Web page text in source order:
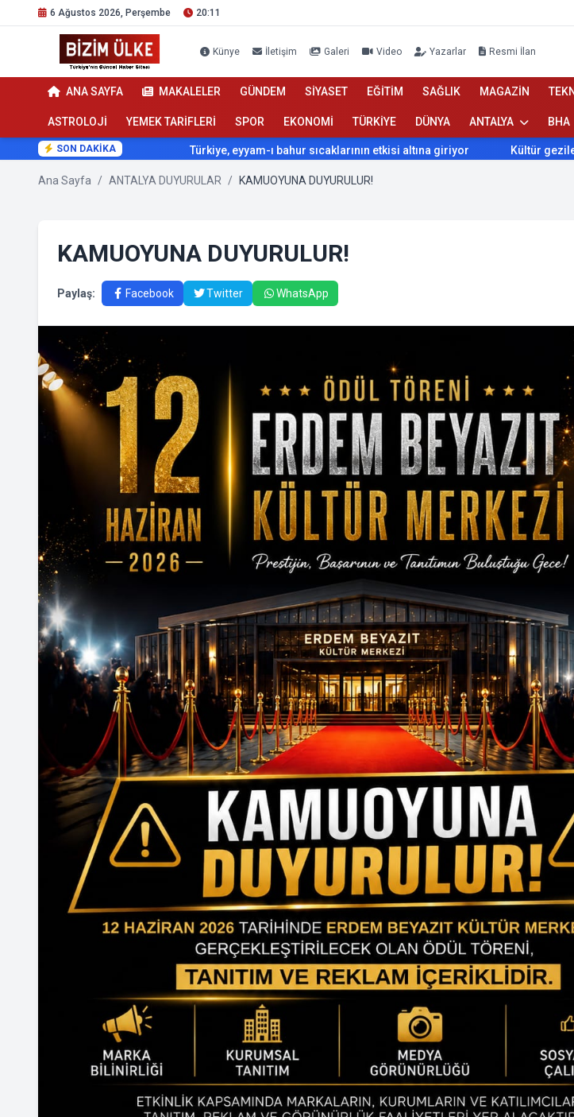
6 Ağustos 2026, Perşembe 20:11
Künye İletişim Galeri Video Yazarlar Resmi İlan
ANA SAYFA MAKALELER GÜNDEM SİYASET EĞİTİM SAĞLIK MAGAZİN
ASTROLOJİ YEMEK TARİFLERİ SPOR EKONOMİ TÜRKİYE DÜNYA ANTALYA BHA
SON DAKİKA Türkiye, eyyam-ı bahur sıcaklarının etkisi altına giriyor Kültür gezileriyle
Ana Sayfa / ANTALYA DUYURULAR / KAMUOYUNA DUYURULUR!
KAMUOYUNA DUYURULUR!
Paylaş: Facebook Twitter WhatsApp